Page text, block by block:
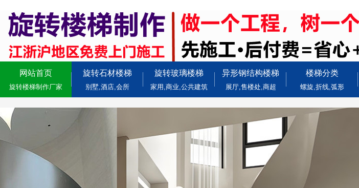
网站首页
旋转楼梯制作厂家
旋转石材楼梯
别墅,酒店,会所
旋转玻璃楼梯
家用,商业,公共建筑
异形钢结构楼梯
展厅,售楼处,商超
楼梯分类
螺旋,折线,弧形